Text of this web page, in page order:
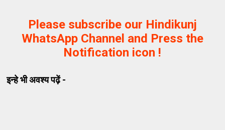
Please subscribe our Hindikunj
WhatsApp Channel and Press the
Notification icon !
इन्हे भी अवश्य पढ़ें -